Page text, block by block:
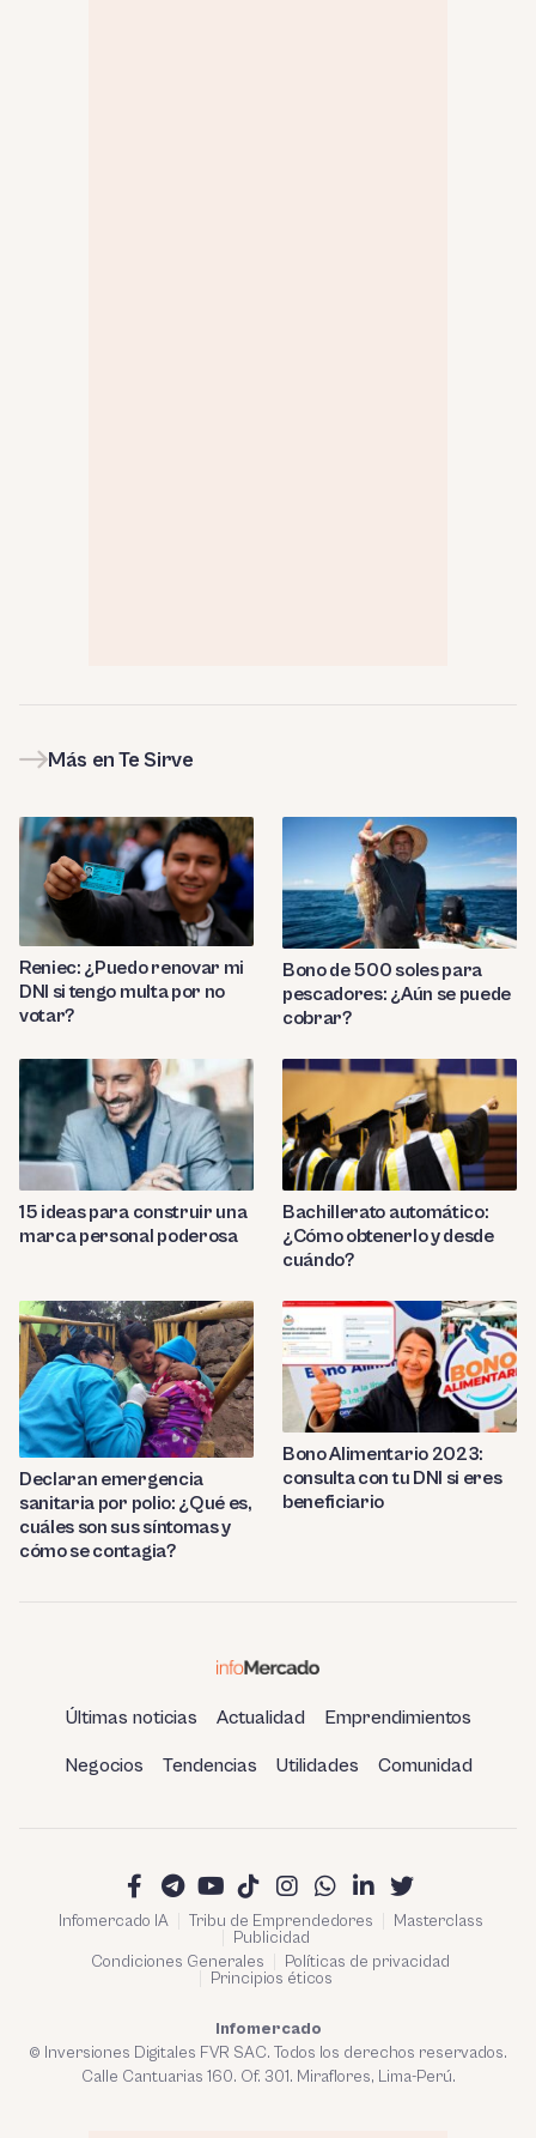
Más en Te Sirve
Reniec: ¿Puedo renovar mi
DNI si tengo multa por no
votar?
Bono de 500 soles para
pescadores: ¿Aún se puede
cobrar?
15 ideas para construir una
marca personal poderosa
Bachillerato automático:
¿Cómo obtenerlo y desde
cuándo?
Declaran emergencia
sanitaria por polio: ¿Qué es,
cuáles son sus síntomas y
cómo se contagia?
Bono Alimentario 2023:
consulta con tu DNI si eres
beneficiario
Últimas noticias Actualidad Emprendimientos
Negocios Tendencias Utilidades Comunidad
Infomercado IA Tribu de Emprendedores
Masterclass
Publicidad
Condiciones Generales
Políticas de privacidad
Principios éticos
Infomercado
© Inversiones Digitales FVR SAC. Todos los derechos reservados.
Calle Cantuarias 160. Of. 301. Miraflores, Lima-Perú.